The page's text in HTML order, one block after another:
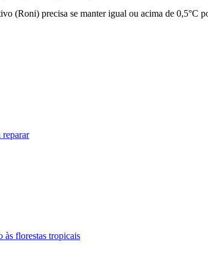
(Roni) precisa se manter igual ou acima de 0,5°C
reparar
às florestas tropicais